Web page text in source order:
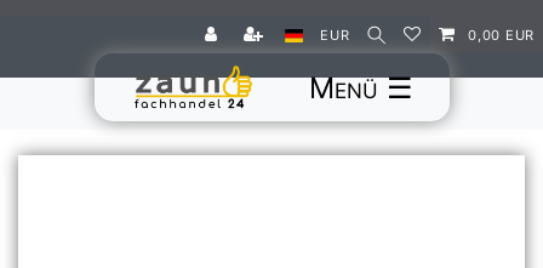
EUR 0,00 EUR
☰